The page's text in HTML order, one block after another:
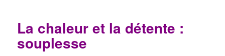
La chaleur et la détente :
souplesse